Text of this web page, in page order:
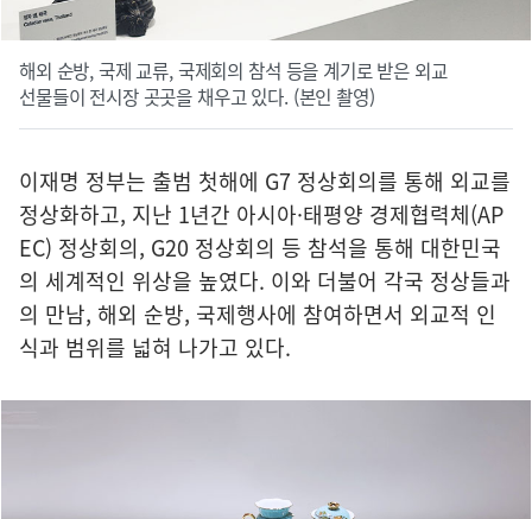
해외 순방, 국제 교류, 국제회의 참석 등을 계기로 받은 외교
선물들이 전시장 곳곳을 채우고 있다. (본인 촬영)
이재명 정부는 출범 첫해에 G7 정상회의를 통해 외교를
정상화하고, 지난 1년간 아시아·태평양 경제협력체(AP
EC) 정상회의, G20 정상회의 등 참석을 통해 대한민국
의 세계적인 위상을 높였다. 이와 더불어 각국 정상들과
의 만남, 해외 순방, 국제행사에 참여하면서 외교적 인
식과 범위를 넓혀 나가고 있다.